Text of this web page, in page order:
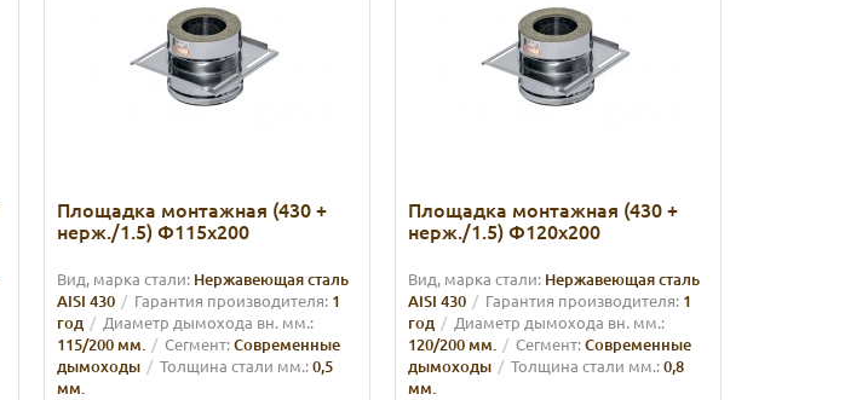
Площадка монтажная (430 +
нерж./1.5) Ф115х200
Вид, марка стали: Нержавеющая сталь
AISI 430
Гарантия производителя: 1
год
Диаметр дымохода вн. мм.:
115/200 мм. Сегмент:Современные
дымоходы
Толщина стали мм.:0,5
мм.
Площадка монтажная (430 +
нерж./1.5) Ф120х200
Вид, марка стали: Нержавеющая сталь
AISI 430
Гарантия производителя: 1
год
Диаметр дымохода вн. мм.:
120/200 мм. Сегмент:Современные
дымоходы
Толщина стали мм.:0,8
мм.